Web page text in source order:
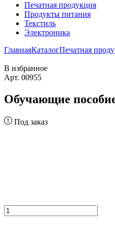
Печатная продукция
Продукты питания
Текстиль
Электроника
ГлавнаяКаталогПечатная
В избранное
Арт. 00955
Обучающие
Под заказ